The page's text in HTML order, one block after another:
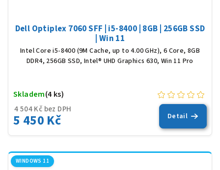
Dell Optiplex 7060 SFF | i5-8400 | 8GB | 256GB SSD
| Win 11
Intel Core i5-8400 (9M Cache, up to 4.00 GHz), 6 Core, 8GB
DDR4, 256GB SSD, Intel® UHD Graphics 630, Win 11 Pro
4 504 Kč bez DPH
5 450 Kč
Skladem(4 ks)
Detail
WINDOWS 11